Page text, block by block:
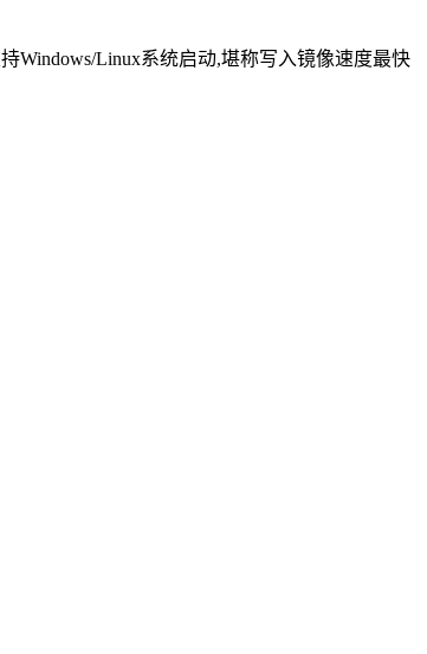
Windows/Linux系统启动,堪称写入镜像速度最快